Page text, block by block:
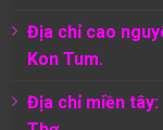
Địa chỉ cao
Kon Tum.
Địa chỉ miền tây: